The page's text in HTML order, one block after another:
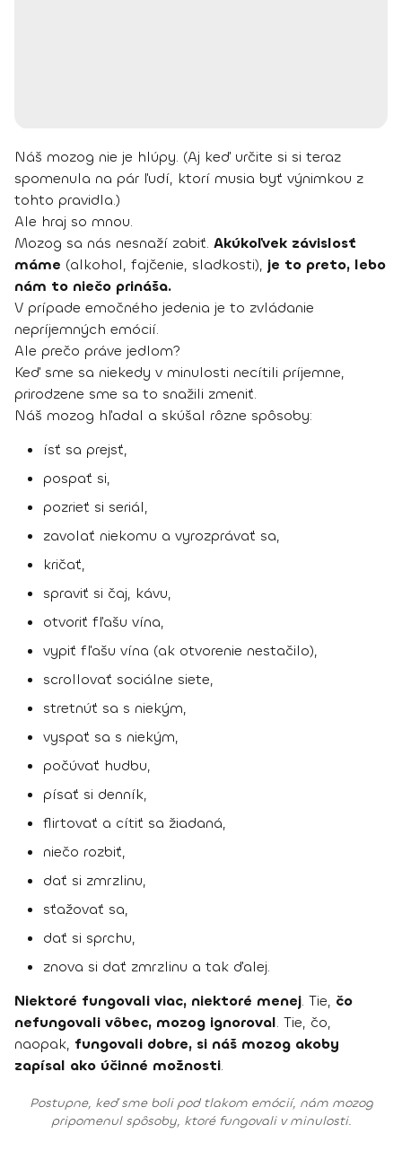
Náš mozog nie je hlúpy. (Aj keď určite si si teraz
spomenula na pár ľudí, ktorí musia byť výnimkou z
tohto pravidla.)
Ale hraj so mnou.
Mozog sa nás nesnaží zabiť. Akúkoľvek závislosť
máme (alkohol, fajčenie, sladkosti), je to preto, lebo
nám to niečo prináša.
V prípade emočného jedenia je to zvládanie
nepríjemných emócií.
Ale prečo práve jedlom?
Keď sme sa niekedy v minulosti necítili príjemne,
prirodzene sme sa to snažili zmeniť.
Náš mozog hľadal a skúšal rôzne spôsoby:
ísť sa prejsť,
pospať si,
pozrieť si seriál,
zavolať niekomu a vyrozprávať sa,
kričať,
spraviť si čaj, kávu,
otvoriť fľašu vína,
vypiť fľašu vína (ak otvorenie nestačilo),
scrollovať sociálne siete,
stretnúť sa s niekým,
vyspať sa s niekým,
počúvať hudbu,
písať si denník,
flirtovať a cítiť sa žiadaná,
niečo rozbiť,
dať si zmrzlinu,
sťažovať sa,
dať si sprchu,
znova si dať zmrzlinu a tak ďalej.
Niektoré fungovali viac, niektoré menej. Tie, čo
nefungovali vôbec, mozog ignoroval. Tie, čo,
naopak, fungovali dobre, si náš mozog akoby
zapísal ako účinné možnosti.
Postupne, keď sme boli pod tlakom emócií, nám mozog
pripomenul spôsoby, ktoré fungovali v minulosti.